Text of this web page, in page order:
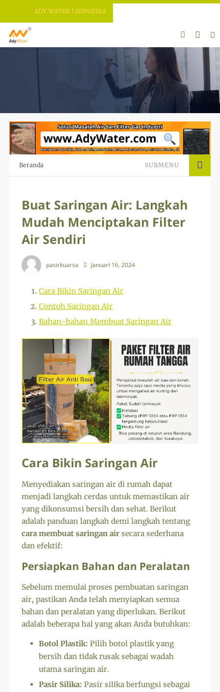
ADY WATER | JERNIHKAN HIDUP
Beranda SUBMENU
Buat Saringan Air: Langkah
Mudah Menciptakan Filter
Air Sendiri
pasirkuarsa Januari 16, 2024
Cara Bikin Saringan Air
Contoh Saringan Air
Bahan-bahan Membuat Saringan Air
Cara Bikin Saringan Air
Menyediakan saringan air di rumah dapat
menjadi langkah cerdas untuk memastikan air
yang dikonsumsi bersih dan sehat. Berikut
adalah panduan langkah demi langkah tentang
cara membuat saringan air secara sederhana
dan efektif:
Persiapkan Bahan dan Peralatan
Sebelum memulai proses pembuatan saringan
air, pastikan Anda telah menyiapkan semua
bahan dan peralatan yang diperlukan. Berikut
adalah beberapa hal yang akan Anda butuhkan:
Botol Plastik: Pilih botol plastik yang
bersih dan tidak rusak sebagai wadah
utama saringan air.
Pasir Silika: Pasir silika berfungsi sebagai